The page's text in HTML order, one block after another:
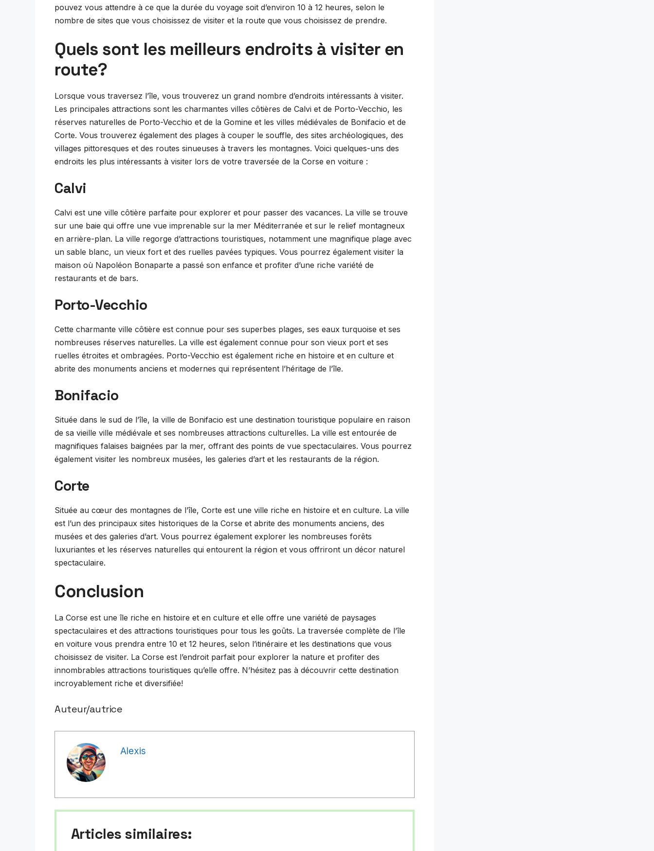
pouvez vous attendre à ce que la durée du voyage soit d’environ 10 à 12 heures, selon le
nombre de sites que vous choisissez de visiter et la route que vous choisissez de prendre.
Quels sont les meilleurs endroits à visiter en
route?
Lorsque vous traversez l’île, vous trouverez un grand nombre d’endroits intéressants à visiter.
Les principales attractions sont les charmantes villes côtières de Calvi et de Porto-Vecchio, les
réserves naturelles de Porto-Vecchio et de la Gomine et les villes médiévales de Bonifacio et de
Corte. Vous trouverez également des plages à couper le souffle, des sites archéologiques, des
villages pittoresques et des routes sinueuses à travers les montagnes. Voici quelques-uns des
endroits les plus intéressants à visiter lors de votre traversée de la Corse en voiture :
Calvi
Calvi est une ville côtière parfaite pour explorer et pour passer des vacances. La ville se trouve
sur une baie qui offre une vue imprenable sur la mer Méditerranée et sur le relief montagneux
en arrière-plan. La ville regorge d’attractions touristiques, notamment une magnifique plage avec
un sable blanc, un vieux fort et des ruelles pavées typiques. Vous pourrez également visiter la
maison où Napoléon Bonaparte a passé son enfance et profiter d’une riche variété de
restaurants et de bars.
Porto-Vecchio
Cette charmante ville côtière est connue pour ses superbes plages, ses eaux turquoise et ses
nombreuses réserves naturelles. La ville est également connue pour son vieux port et ses
ruelles étroites et ombragées. Porto-Vecchio est également riche en histoire et en culture et
abrite des monuments anciens et modernes qui représentent l’héritage de l’île.
Bonifacio
Située dans le sud de l’île, la ville de Bonifacio est une destination touristique populaire en raison
de sa vieille ville médiévale et ses nombreuses attractions culturelles. La ville est entourée de
magnifiques falaises baignées par la mer, offrant des points de vue spectaculaires. Vous pourrez
également visiter les nombreux musées, les galeries d’art et les restaurants de la région.
Corte
Située au cœur des montagnes de l’île, Corte est une ville riche en histoire et en culture. La ville
est l’un des principaux sites historiques de la Corse et abrite des monuments anciens, des
musées et des galeries d’art. Vous pourrez également explorer les nombreuses forêts
luxuriantes et les réserves naturelles qui entourent la région et vous offriront un décor naturel
spectaculaire.
Conclusion
La Corse est une île riche en histoire et en culture et elle offre une variété de paysages
spectaculaires et des attractions touristiques pour tous les goûts. La traversée complète de l’île
en voiture vous prendra entre 10 et 12 heures, selon l’itinéraire et les destinations que vous
choisissez de visiter. La Corse est l’endroit parfait pour explorer la nature et profiter des
innombrables attractions touristiques qu’elle offre. N’hésitez pas à découvrir cette destination
incroyablement riche et diversifiée!
Auteur/autrice
Alexis
Articles similaires: